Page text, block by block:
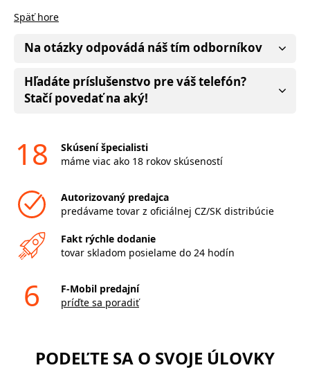
Späť hore
Na otázky odpovádá náš tím odborníkov
Hľadáte príslušenstvo pre váš telefón?
Stačí povedať na aký!
18
Skúsení špecialisti
máme viac ako 18 rokov skúseností
Autorizovaný predajca
predávame tovar z oficiálnej CZ/SK distribúcie
Fakt rýchle dodanie
tovar skladom posielame do 24 hodín
6
F-Mobil predajní
príďte sa poradiť
PODEĽTE SA O SVOJE ÚLOVKY